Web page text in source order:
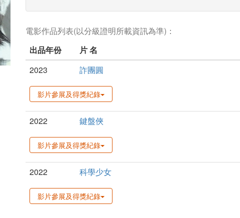
電影作品列表(以分級證明所載資訊為準)：
出品年份
片 名
2023
詐團圓
影片參展及得獎紀錄
2022 鍵盤俠
影片參展及得獎紀錄
2022 科學少女
影片參展及得獎紀錄